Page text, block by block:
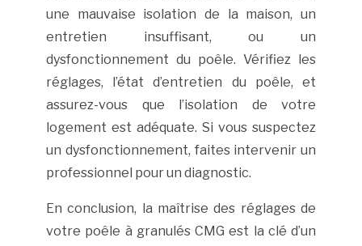
une mauvaise isolation de la maison, un
entretien insuffisant, ou un
dysfonctionnement du poêle. Vérifiez les
réglages, l’état d’entretien du poêle, et
assurez-vous que l’isolation de votre
logement est adéquate. Si vous suspectez
un dysfonctionnement, faites intervenir un
professionnel pour un diagnostic.
En conclusion, la maîtrise des réglages de
votre poêle à granulés CMG est la clé d’un